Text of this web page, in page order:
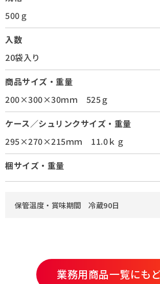
500ｇ
入数
20袋入り
商品サイズ・重量
200×300×30ｍｍ 525ｇ
ケース／シュリンクサイズ・重量
295×270×215ｍｍ 11.0ｋｇ
梱サイズ・重量
保管温度・賞味期間 冷蔵90日
業務用商品一覧にも